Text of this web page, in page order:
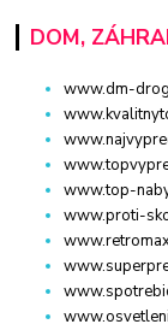
DOM,
www.dm-
www.top-
www.proti-